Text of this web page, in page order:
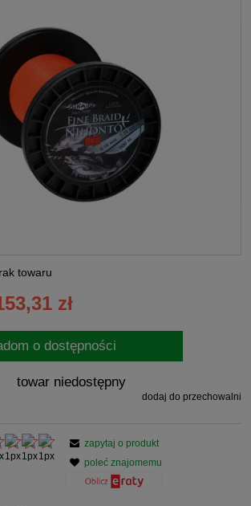
towaru
zł
o dostępności
towar niedostępny
dodaj do przechowalni
zapytaj o produkt
poleć znajomemu